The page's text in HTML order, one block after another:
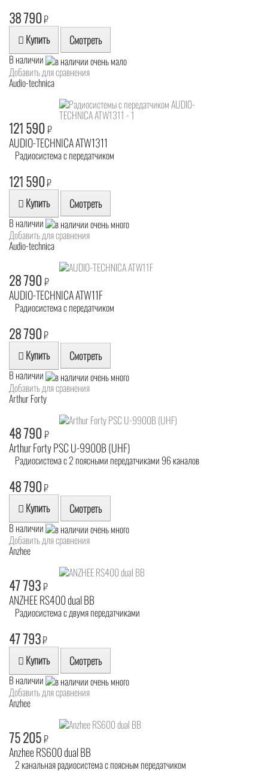
38 790₽
Купить Смотреть
В наличии
Добавить для сравнения
Audio-technica
121 590₽
AUDIO-TECHNICA ATW1311
Радиосистема с передатчиком
121 590₽
Купить Смотреть
В наличии
Добавить для сравнения
Audio-technica
28 790₽
AUDIO-TECHNICA ATW11F
Радиосистема с передатчиком
28 790₽
Купить Смотреть
В наличии
Добавить для сравнения
Arthur Forty
48 790₽
Arthur Forty PSC U-9900B (UHF)
Радиосистема с 2 поясными передатчиками 96 каналов
48 790₽
Купить Смотреть
В наличии
Добавить для сравнения
Anzhee
47 793₽
ANZHEE RS400 dual BB
Радиосистема с двумя передатчиками
47 793₽
Купить Смотреть
В наличии
Добавить для сравнения
Anzhee
75 205₽
Anzhee RS600 dual BB
2 канальная радиосистема с поясным передатчиком